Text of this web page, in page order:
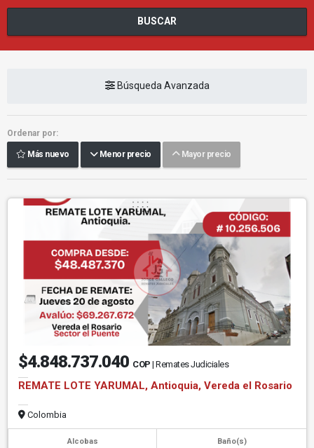
BUSCAR
Búsqueda Avanzada
Ordenar por:
Más nuevo Menor precio Mayor precio
$4.848.737.040 COP | Remates Judiciales
REMATE LOTE YARUMAL, Antioquia, Vereda el Rosario
Colombia
Alcobas Baño(s)